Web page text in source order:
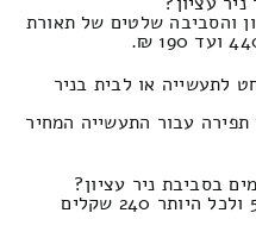
והסביבה שלטים של תאורת
לתעשייה או לבית בניר
עבור התעשייה המחיר
בסביבת ניר עציון?
העברת אקווריום המחירון הינו 540 ולכל היותר 240 שקלים